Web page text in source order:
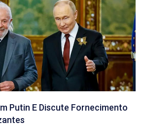
Putin E Discute Fornecimento